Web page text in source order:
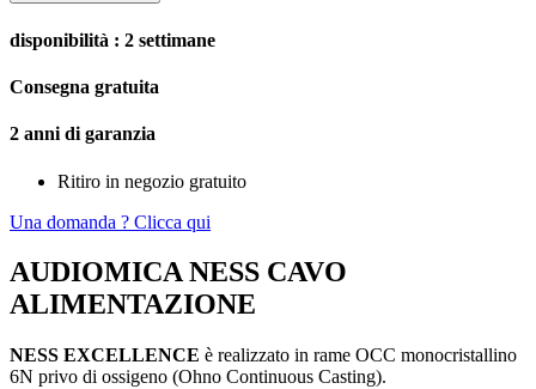
CAVO
ALIMENTAZIONE
-
-
quantità
disponibilità : 2 settimane
Consegna gratuita
2 anni di garanzia​
Ritiro in negozio gratuito
Una domanda ? Clicca qui
AUDIOMICA NESS CAVO
ALIMENTAZIONE
NESS EXCELLENCE è realizzato in rame OCC monocristallino
6N privo di ossigeno (Ohno Continuous Casting).